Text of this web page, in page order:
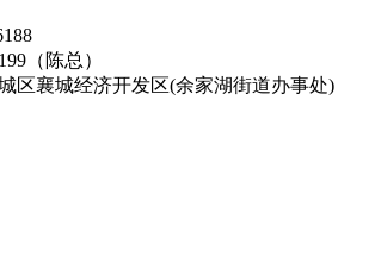
（陈总）
区襄城经济开发区(余家湖街道办事处)